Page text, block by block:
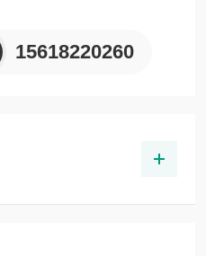
15618220260